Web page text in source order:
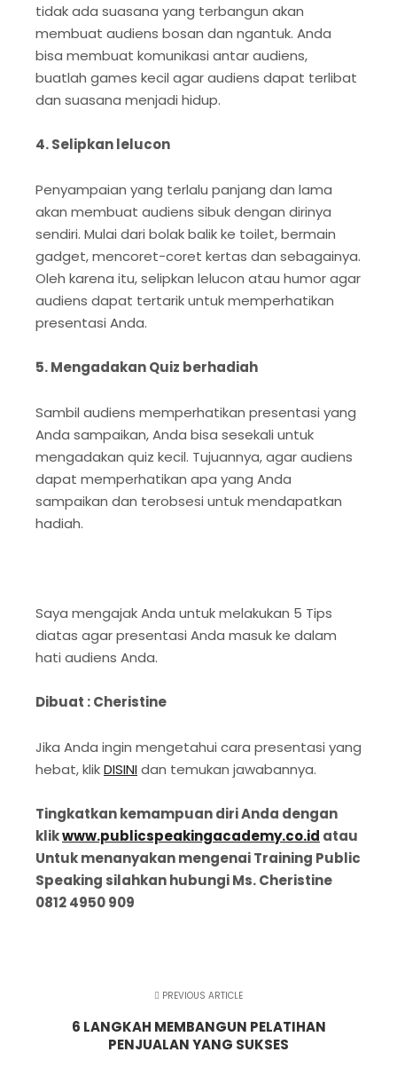
tidak ada suasana yang terbangun akan
membuat audiens bosan dan ngantuk. Anda
bisa membuat komunikasi antar audiens,
buatlah games kecil agar audiens dapat terlibat
dan suasana menjadi hidup.
4. Selipkan lelucon
Penyampaian yang terlalu panjang dan lama
akan membuat audiens sibuk dengan dirinya
sendiri. Mulai dari bolak balik ke toilet, bermain
gadget, mencoret-coret kertas dan sebagainya.
Oleh karena itu, selipkan lelucon atau humor agar
audiens dapat tertarik untuk memperhatikan
presentasi Anda.
5. Mengadakan Quiz berhadiah
Sambil audiens memperhatikan presentasi yang
Anda sampaikan, Anda bisa sesekali untuk
mengadakan quiz kecil. Tujuannya, agar audiens
dapat memperhatikan apa yang Anda
sampaikan dan terobsesi untuk mendapatkan
hadiah.
Saya mengajak Anda untuk melakukan 5 Tips
diatas agar presentasi Anda masuk ke dalam
hati audiens Anda.
Dibuat : Cheristine
Jika Anda ingin mengetahui cara presentasi yang
hebat, klikDISINIdan temukan jawabannya.
Tingkatkan kemampuan diri Anda dengan
klikwww.publicspeakingacademy.co.id atau
Untuk menanyakan mengenai Training Public
Speaking silahkan hubungi Ms. Cheristine
0812 4950 909
PREVIOUS ARTICLE
6 LANGKAH MEMBANGUN PELATIHAN
PENJUALAN YANG SUKSES